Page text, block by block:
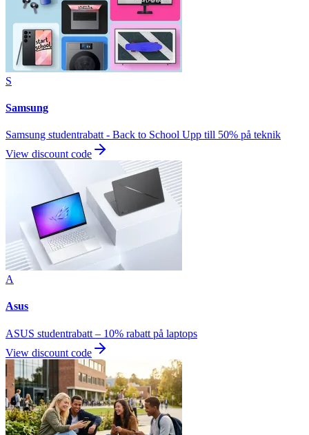
S
Samsung
Samsung studentrabatt - Back to School Upp till 50% på teknik
View discount code
A
Asus
ASUS studentrabatt – 10% rabatt på laptops
View discount code